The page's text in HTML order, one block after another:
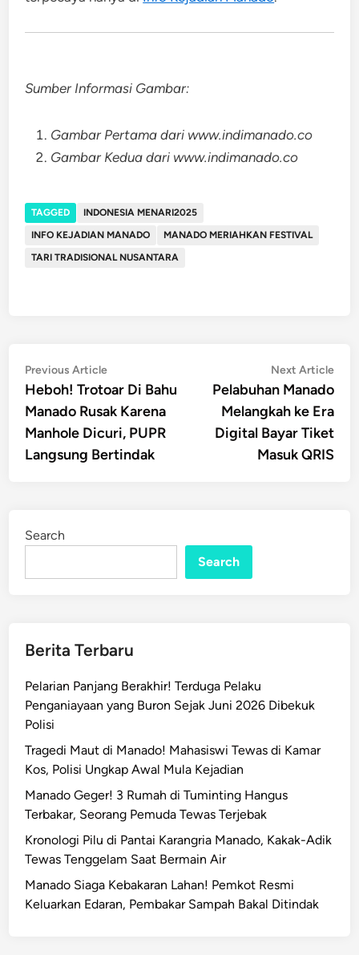
Sumber Informasi Gambar:
Gambar Pertama dari www.indimanado.co
Gambar Kedua dari www.indimanado.co
TAGGED
INDONESIA MENARI2025
INFO KEJADIAN MANADO
MANADO MERIAHKAN FESTIVAL
TARI TRADISIONAL NUSANTARA
Post
navigation
Previous ArticlePrevious
article:
Heboh! Trotoar Di Bahu
Manado Rusak Karena
Manhole Dicuri, PUPR
Langsung Bertindak
Next Article
Pelabuhan Manado
Melangkah ke Era
Digital Bayar Tiket
Masuk QRIS
Search
Search
Berita Terbaru
Pelarian Panjang Berakhir! Terduga Pelaku
Penganiayaan yang Buron Sejak Juni 2026 Dibekuk
Polisi
Tragedi Maut di Manado! Mahasiswi Tewas di Kamar
Kos, Polisi Ungkap Awal Mula Kejadian
Manado Geger! 3 Rumah di Tuminting Hangus
Terbakar, Seorang Pemuda Tewas Terjebak
Kronologi Pilu di Pantai Karangria Manado, Kakak-Adik
Tewas Tenggelam Saat Bermain Air
Manado Siaga Kebakaran Lahan! Pemkot Resmi
Keluarkan Edaran, Pembakar Sampah Bakal Ditindak